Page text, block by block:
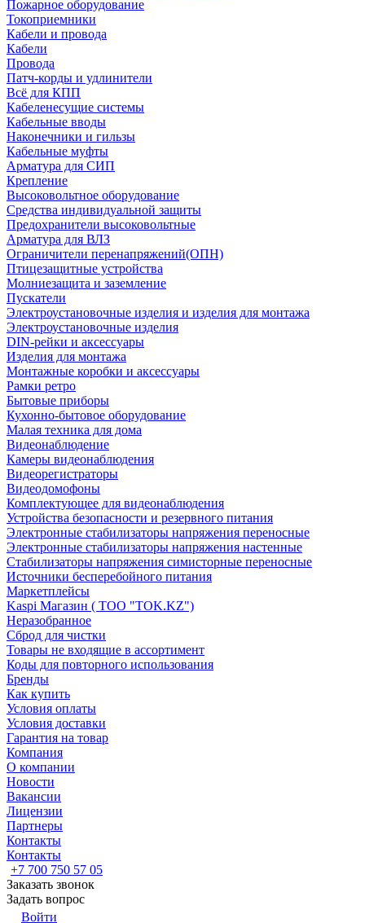
Пожарное оборудование
Токоприемники
Кабели и провода
Кабели
Провода
Патч-корды и удлинители
Всё для КПП
Кабеленесущие системы
Кабельные вводы
Наконечники и гильзы
Кабельные муфты
Арматура для СИП
Крепление
Высоковольтное оборудование
Средства индивидуальной защиты
Предохранители высоковольтные
Арматура для ВЛЗ
Ограничители перенапряжений(ОПН)
Птицезащитные устройства
Молниезащита и заземление
Пускатели
Электроустановочные изделия и изделия для монтажа
Электроустановочные изделия
DIN-рейки и аксессуары
Изделия для монтажа
Монтажные коробки и аксессуары
Рамки ретро
Бытовые приборы
Кухонно-бытовое оборудование
Малая техника для дома
Видеонаблюдение
Камеры видеонаблюдения
Видеорегистраторы
Видеодомофоны
Комплектующее для видеонаблюдения
Устройства безопасности и резервного питания
Электронные стабилизаторы напряжения переносные
Электронные стабилизаторы напряжения настенные
Стабилизаторы напряжения симисторные переносные
Источники бесперебойного питания
Маркетплейсы
Kaspi Магазин ( ТОО "TOK.KZ")
Неразобранное
Сброд для чистки
Товары не входящие в ассортимент
Коды для повторного использования
Бренды
Как купить
Условия оплаты
Условия доставки
Гарантия на товар
Компания
О компании
Новости
Вакансии
Лицензии
Партнеры
Контакты
Контакты
+7 700 750 57 05
Заказать звонок
Задать вопрос
Войти